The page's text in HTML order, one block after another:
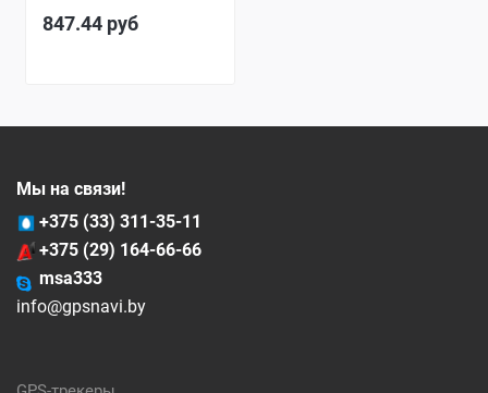
847.44 руб
Мы на связи!
+375 (33) 311-35-11
+375 (29) 164-66-66
msa333
info@gpsnavi.by